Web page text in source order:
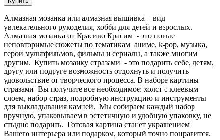
Алмазная мозаика или алмазная вышивка – вид
увлекательного рукоделия, хобби для детей и взрослых.
Алмазная мозаика от Красиво Красим - это новые
неповторимые сюжеты по тематикам аниме, k-pop, музыка,
герои мультфильмов, фильмы и сериалы, а также многим
другим. Купить мозаику стразами - это подарить себе, детям,
другу или подруге возможность отдохнуть и получить
удовольствие от творческого процесса. В наборе картины
стразами Вы получите все необходимое: холст с клеевым
слоем, набор страз, подробную инструкцию и инструменты
для выкладывания камней. Мы собираем каждый набор
вручную, упаковываем в эстетичную и удобную упаковку, не
стыдно подарить. Готовая картина станет украшением
Вашего интерьера или подарком, который точно понравится.